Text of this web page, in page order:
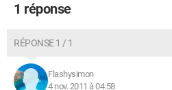
1 réponse
RÉPONSE 1 / 1
Flashysimon
4 nov. 2011 à 04:58